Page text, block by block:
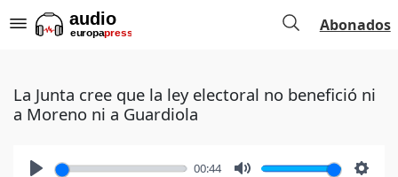
Abonados
La Junta cree que la ley electoral no benefició ni
a Moreno ni a Guardiola
00:44